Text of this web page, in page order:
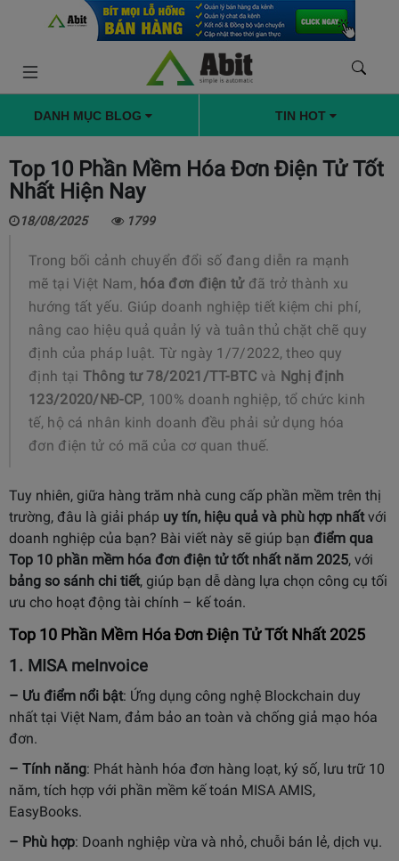
DANH MỤC BLOG TIN HOT
Top 10 Phần Mềm Hóa Đơn Điện Tử Tốt
Nhất Hiện Nay
18/08/2025 1799
Trong bối cảnh chuyển đổi số đang diễn ra mạnh
mẽ tại Việt Nam, hóa đơn điện tửđã trở thành xu
hướng tất yếu. Giúp doanh nghiệp tiết kiệm chi phí,
nâng cao hiệu quả quản lý và tuân thủ chặt chẽ quy
định của pháp luật. Từ ngày 1/7/2022, theo quy
định tại Thông tư 78/2021/TT-BTC và Nghị định
123/2020/NĐ-CP, 100% doanh nghiệp, tổ chức kinh
tế, hộ cá nhân kinh doanh đều phải sử dụng hóa
đơn điện tử có mã của cơ quan thuế.
Tuy nhiên, giữa hàng trăm nhà cung cấp phần mềm trên thị
trường, đâu là giải pháp uy tín, hiệu quả và phù hợp nhấtvới
doanh nghiệp của bạn? Bài viết này sẽ giúp bạn điểm qua
Top 10 phần mềm hóa đơn điện tử tốt nhất năm 2025, với
bảng so sánh chi tiết, giúp bạn dễ dàng lựa chọn công cụ tối
ưu cho hoạt động tài chính – kế toán.
Top 10 Phần Mềm Hóa Đơn Điện Tử Tốt Nhất 2025
1. MISA meInvoice
– Ưu điểm nổi bật: Ứng dụng công nghệ Blockchain duy
nhất tại Việt Nam, đảm bảo an toàn và chống giả mạo hóa
đơn.
– Tính năng: Phát hành hóa đơn hàng loạt, ký số, lưu trữ 10
năm, tích hợp với phần mềm kế toán MISA AMIS,
EasyBooks.
– Phù hợp: Doanh nghiệp vừa và nhỏ, chuỗi bán lẻ, dịch vụ.